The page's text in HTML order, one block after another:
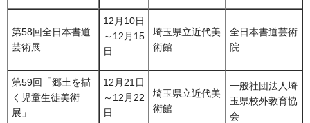
第58回全日本書道
芸術展
12月10日
～12月15
日
埼玉県立近代美
術館
全日本書道芸術
院
第59回「郷土を描
く児童生徒美術
展」
12月21日
～12月22
日
埼玉県立近代美
術館
一般社団法人埼
玉県校外教育協
会